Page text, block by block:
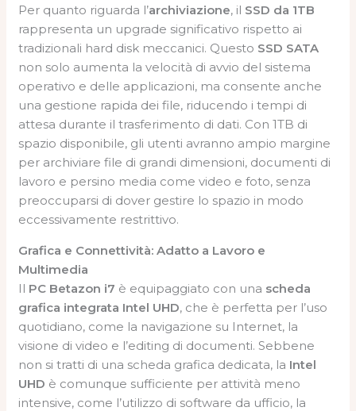
Per quanto riguarda l’archiviazione, il SSD da 1TB
rappresenta un upgrade significativo rispetto ai
tradizionali hard disk meccanici. Questo SSD SATA
non solo aumenta la velocità di avvio del sistema
operativo e delle applicazioni, ma consente anche
una gestione rapida dei file, riducendo i tempi di
attesa durante il trasferimento di dati. Con 1TB di
spazio disponibile, gli utenti avranno ampio margine
per archiviare file di grandi dimensioni, documenti di
lavoro e persino media come video e foto, senza
preoccuparsi di dover gestire lo spazio in modo
eccessivamente restrittivo.
Grafica e Connettività: Adatto a Lavoro e
Multimedia
Il PC Betazon i7 è equipaggiato con una scheda
grafica integrata Intel UHD, che è perfetta per l’uso
quotidiano, come la navigazione su Internet, la
visione di video e l’editing di documenti. Sebbene
non si tratti di una scheda grafica dedicata, la Intel
UHD è comunque sufficiente per attività meno
intensive, come l’utilizzo di software da ufficio, la